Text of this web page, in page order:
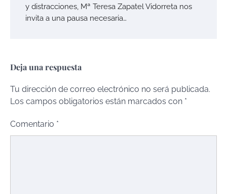
y distracciones, Mª Teresa Zapatel Vidorreta nos
invita a una pausa necesaria…
Deja una respuesta
Tu dirección de correo electrónico no será publicada.
Los campos obligatorios están marcados con *
Comentario *